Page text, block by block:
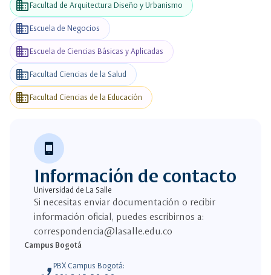
businessFacultad de Arquitectura Diseño y Urbanismo
businessEscuela de Negocios
businessEscuela de Ciencias Básicas y Aplicadas
businessFacultad Ciencias de la Salud
businessFacultad Ciencias de la Educación
phone_android
Información de contacto
Universidad de La Salle
Si necesitas enviar documentación o recibir
información oficial, puedes escribirnos a:
correspondencia@lasalle.edu.co
Campus Bogotá
PBX Campus Bogotá: